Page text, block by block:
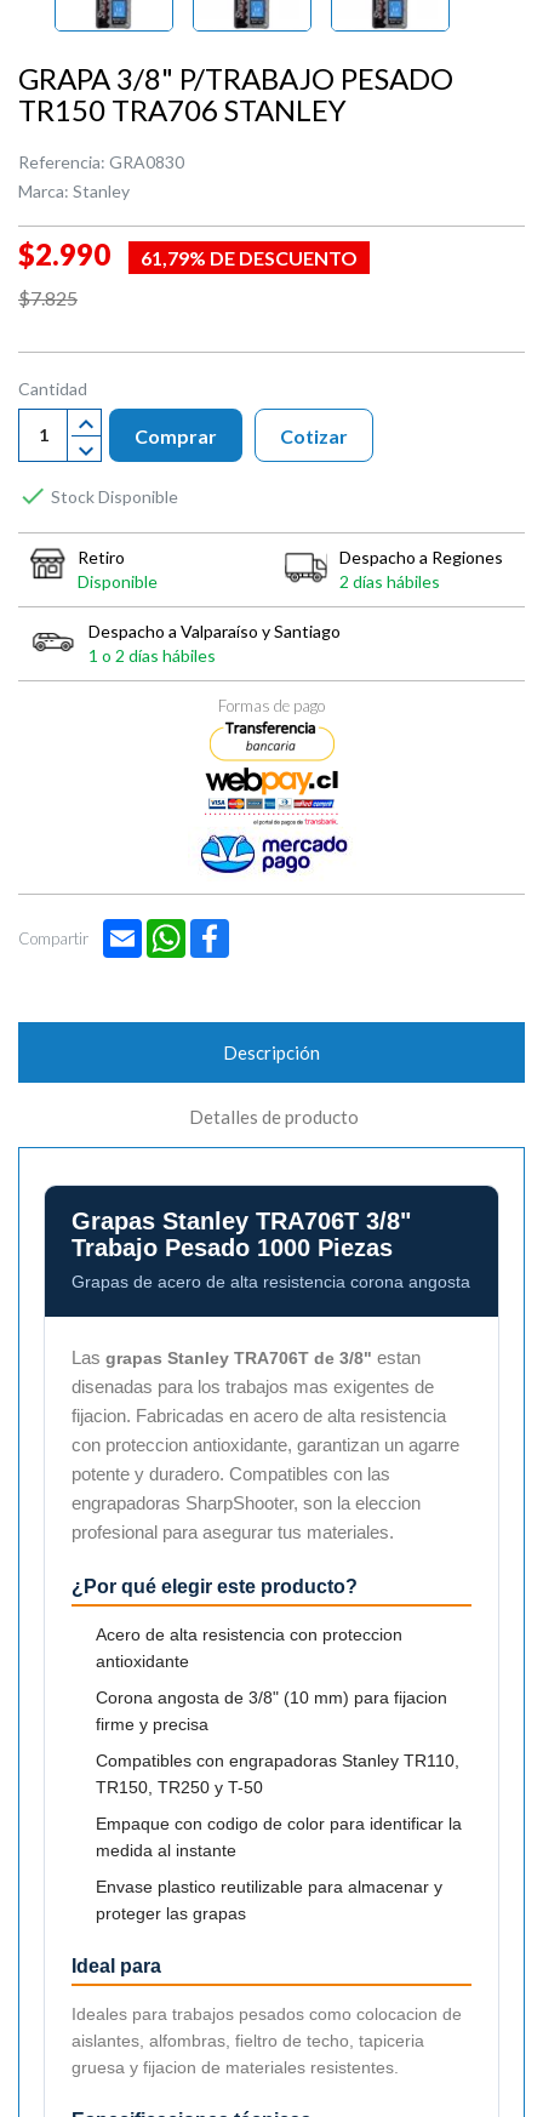
GRAPA 3/8" P/TRABAJO PESADO
TR150 TRA706 STANLEY
Referencia: GRA0830
Marca: Stanley
$2.990
61,79% DE DESCUENTO
$7.825
Cantidad
Comprar
 Stock Disponible
Cotizar
Retiro
Disponible
Despacho a Regiones
2 días hábiles
Despacho a Valparaíso y Santiago
1 o 2 días hábiles
Formas de pago
Compartir Email WhatsApp
Descripción
Detalles de producto
Grapas Stanley TRA706T 3/8"
Trabajo Pesado 1000 Piezas
Grapas de acero de alta resistencia corona angosta
Las grapas Stanley TRA706T de 3/8" estan
disenadas para los trabajos mas exigentes de
fijacion. Fabricadas en acero de alta resistencia
con proteccion antioxidante, garantizan un agarre
potente y duradero. Compatibles con las
engrapadoras SharpShooter, son la eleccion
profesional para asegurar tus materiales.
¿Por qué elegir este producto?
Acero de alta resistencia con proteccion
antioxidante
Corona angosta de 3/8" (10 mm) para fijacion
firme y precisa
Compatibles con engrapadoras Stanley TR110,
TR150, TR250 y T-50
Empaque con codigo de color para identificar la
medida al instante
Envase plastico reutilizable para almacenar y
proteger las grapas
Ideal para
Ideales para trabajos pesados como colocacion de
aislantes, alfombras, fieltro de techo, tapiceria
gruesa y fijacion de materiales resistentes.